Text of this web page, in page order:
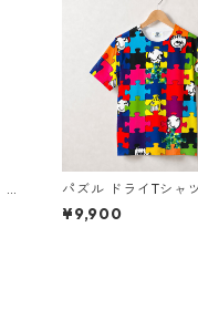
パズル ドライTシャツ（キッ
ズ〜大人XL）
¥9,900